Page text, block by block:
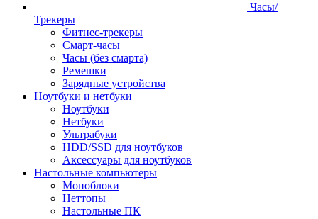
Часы/
Трекеры
Фитнес-трекеры
Смарт-часы
Часы (без смарта)
Ремешки
Зарядные устройства
Ноутбуки и нетбуки
Ноутбуки
Нетбуки
Ультрабуки
HDD/SSD для ноутбуков
Аксессуары для ноутбуков
Настольные компьютеры
Моноблоки
Неттопы
Настольные ПК